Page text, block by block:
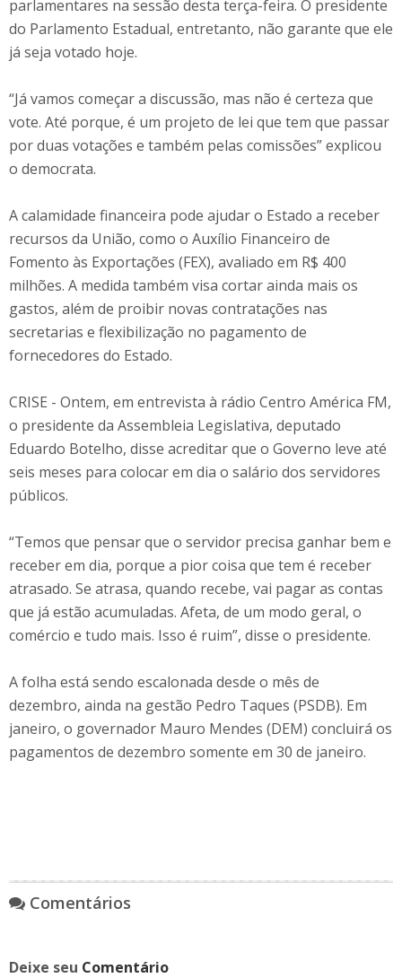
parlamentares na sessão desta terça-feira. O presidente
do Parlamento Estadual, entretanto, não garante que ele
já seja votado hoje.
“Já vamos começar a discussão, mas não é certeza que
vote. Até porque, é um projeto de lei que tem que passar
por duas votações e também pelas comissões” explicou
o democrata.
A calamidade financeira pode ajudar o Estado a receber
recursos da União, como o Auxílio Financeiro de
Fomento às Exportações (FEX), avaliado em R$ 400
milhões. A medida também visa cortar ainda mais os
gastos, além de proibir novas contratações nas
secretarias e flexibilização no pagamento de
fornecedores do Estado.
CRISE - Ontem, em entrevista à rádio Centro América FM,
o presidente da Assembleia Legislativa, deputado
Eduardo Botelho, disse acreditar que o Governo leve até
seis meses para colocar em dia o salário dos servidores
públicos.
“Temos que pensar que o servidor precisa ganhar bem e
receber em dia, porque a pior coisa que tem é receber
atrasado. Se atrasa, quando recebe, vai pagar as contas
que já estão acumuladas. Afeta, de um modo geral, o
comércio e tudo mais. Isso é ruim”, disse o presidente.
A folha está sendo escalonada desde o mês de
dezembro, ainda na gestão Pedro Taques (PSDB). Em
janeiro, o governador Mauro Mendes (DEM) concluirá os
pagamentos de dezembro somente em 30 de janeiro.
Comentários
Deixe seu Comentário